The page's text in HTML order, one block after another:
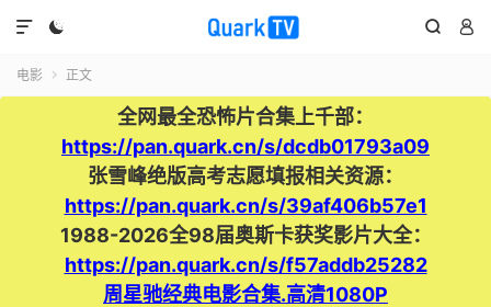
  

电影  正文
全网最全恐怖片合集上千部：
https://pan.quark.cn/s/dcdb01793a09
张雪峰绝版高考志愿填报相关资源：
https://pan.quark.cn/s/39af406b57e1
1988-2026全98届奥斯卡获奖影片大全：
https://pan.quark.cn/s/f57addb25282
周星驰经典电影合集.高清1080P